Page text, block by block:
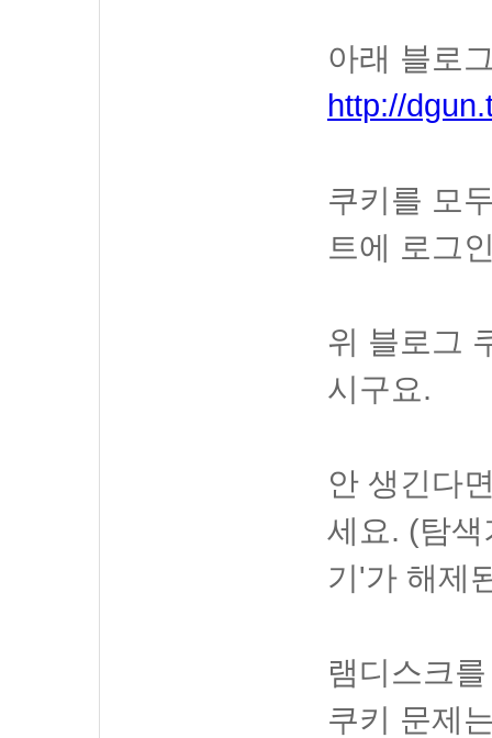
아래 블로
http://
쿠키를 모
트에 로그
위 블로그
시구요.
안 생긴다
세요. (탐
기'가 해제
램디스크
쿠키 문제